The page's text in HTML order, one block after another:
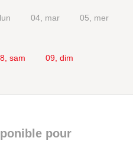
04, mar 05, mer
sam 09, dim
pour